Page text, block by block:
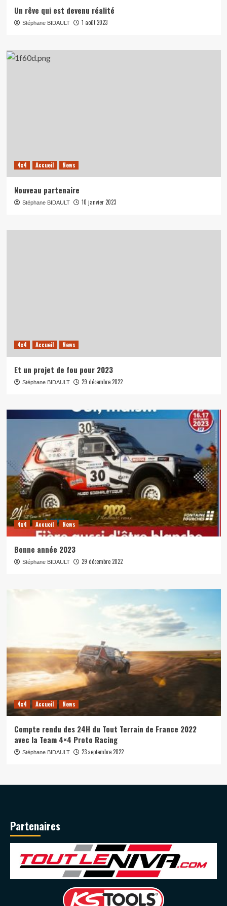
Un rêve qui est devenu réalité
Stéphane BIDAULT 1 août 2023
4x4 Accueil News
Nouveau partenaire
Stéphane BIDAULT 10 janvier 2023
4x4 Accueil News
Et un projet de fou pour 2023
Stéphane BIDAULT 29 décembre 2022
4x4 Accueil News
Bonne année 2023
Stéphane BIDAULT 29 décembre 2022
4x4 Accueil News
Compte rendu des 24H du Tout Terrain de France 2022
avec la Team 4×4 Proto Racing
Stéphane BIDAULT 23 septembre 2022
Partenaires